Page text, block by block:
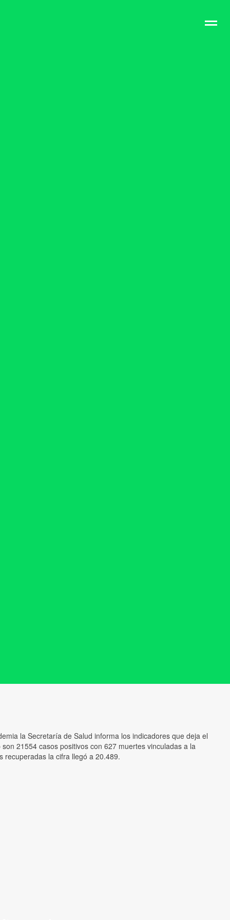
la Secretaría de Salud informa los indicadores que deja el
21554 casos positivos con 627 muertes vinculadas a la
recuperadas la cifra llegó a 20.489.